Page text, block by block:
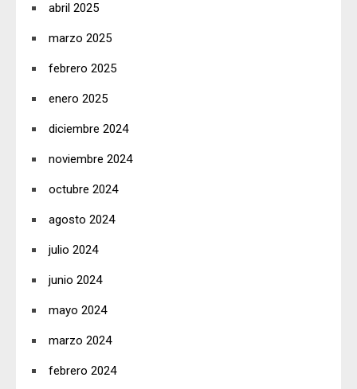
abril 2025
marzo 2025
febrero 2025
enero 2025
diciembre 2024
noviembre 2024
octubre 2024
agosto 2024
julio 2024
junio 2024
mayo 2024
marzo 2024
febrero 2024